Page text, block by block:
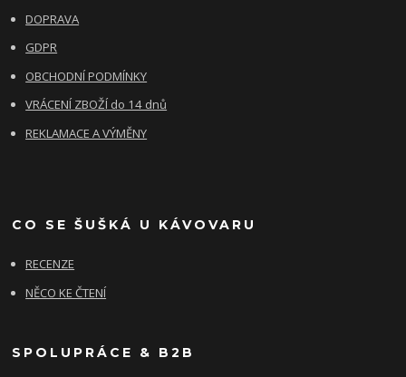
DOPRAVA
GDPR
OBCHODNÍ PODMÍNKY
VRÁCENÍ ZBOŽÍ do 14 dnů
REKLAMACE A VÝMĚNY
CO SE ŠUŠKÁ U KÁVOVARU
RECENZE
NĚCO KE ČTENÍ
SPOLUPRÁCE & B2B